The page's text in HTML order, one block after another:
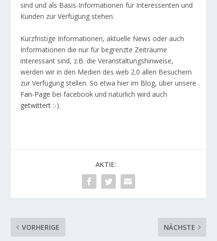
sind und als Basis-Informationen für Interessenten und
Kunden zur Verfügung stehen.
Kurzfristige Informationen, aktuelle News oder auch
Informationen die nur für begrenzte Zeiträume
interessant sind, z.B. die Veranstaltungshinweise,
werden wir in den Medien des web 2.0 allen Besuchern
zur Verfügung stellen. So etwa hier im Blog, über unsere
Fan-Page bei facebook und natürlich wird auch
getwittert :-).
AKTIE:
VORHERIGE NÄCHSTE